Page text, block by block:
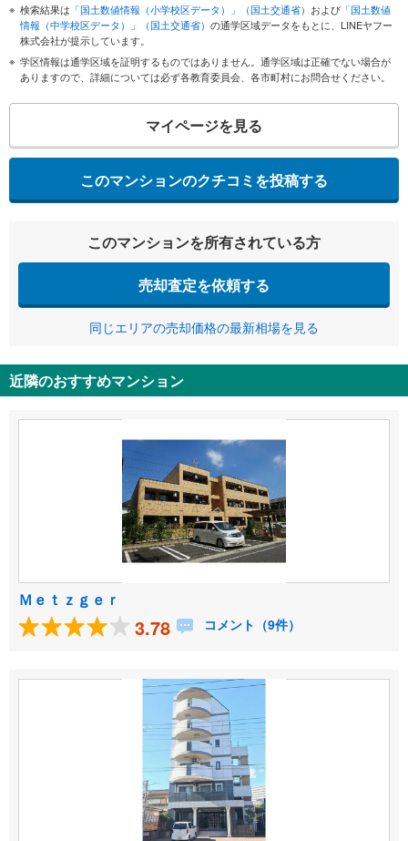
検索結果は 「国土数値情報（小学校区データ）」（国土交通省） および 「国土数値
情報（中学校区データ）」（国土交通省） の通学区域データをもとに、LINEヤフー
株式会社が提示しています。
学区情報は通学区域を証明するものではありません。通学区域は正確でない場合が
ありますので、詳細については必ず各教育委員会、各市町村にお問合せください。
マイページを見る
このマンションのクチコミを投稿する
このマンションを所有されている方
売却査定を依頼する
同じエリアの売却価格の最新相場を見る
近隣のおすすめマンション
Ｍｅｔｚｇｅｒ
3.78 コメント（9件）